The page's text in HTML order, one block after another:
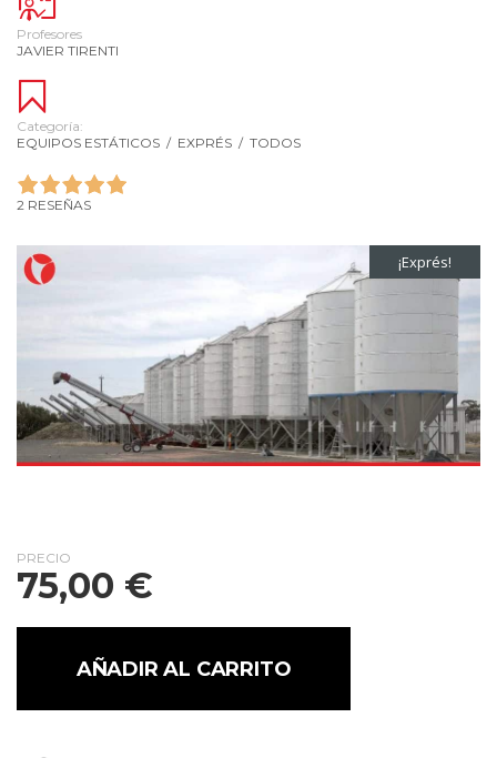
Profesores
JAVIER TIRENTI
Categoría:
EQUIPOS ESTÁTICOS / EXPRÉS / TODOS
2 RESEÑAS
¡Exprés!
PRECIO
75,00 €
AÑADIR AL CARRITO